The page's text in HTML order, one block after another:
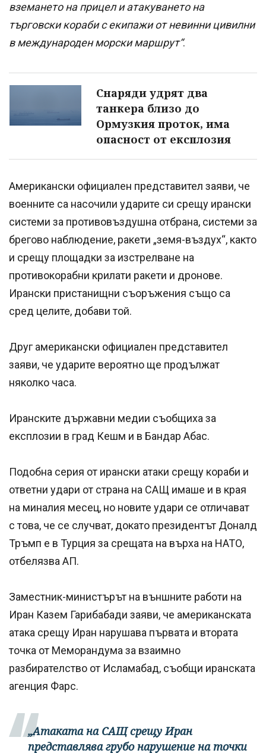
вземането на прицел и атакуването на
търговски кораби с екипажи от невинни цивилни
в международен морски маршрут“.
Снаряди удрят два
танкера близо до
Ормузкия проток, има
опасност от експлозия
Американски официален представител заяви, че
военните са насочили ударите си срещу ирански
системи за противовъздушна отбрана, системи за
брегово наблюдение, ракети „земя-въздух“, както
и срещу площадки за изстрелване на
противокорабни крилати ракети и дронове.
Ирански пристанищни съоръжения също са
сред целите, добави той.
Друг американски официален представител
заяви, че ударите вероятно ще продължат
няколко часа.
Иранските държавни медии съобщиха за
експлозии в град Кешм и в Бандар Абас.
Подобна серия от ирански атаки срещу кораби и
ответни удари от страна на САЩ имаше и в края
на миналия месец, но новите удари се отличават
с това, че се случват, докато президентът Доналд
Тръмп е в Турция за срещата на върха на НАТО,
отбелязва АП.
Заместник-министърът на външните работи на
Иран Казем Гарибабади заяви, че американската
атака срещу Иран нарушава първата и втората
точка от Меморандума за взаимно
разбирателство от Исламабад, съобщи иранската
агенция Фарс.
„Атаката на САЩ срещу Иран
представлява грубо нарушение на точки